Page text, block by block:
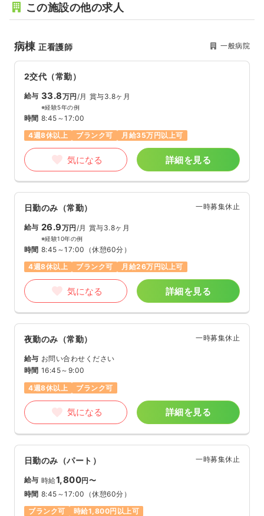
この施設の他の求人
病棟正看護師 一般病院
2交代（常勤）
給与 33.8万円 /月 賞与3.8ヶ月
※経験5年の例
時間 8:45～17:00
4週8休以上
ブランク可 月給35万円以上可
気になる 詳細を見る
日勤のみ（常勤） 一時募集休止
給与 26.9万円/月 賞与3.8ヶ月
※経験10年の例
時間 8:45～17:00 （休憩60分）
4週8休以上
ブランク可 月給26万円以上可
気になる 詳細を見る
夜勤のみ（常勤） 一時募集休止
給与 お問い合わせください
時間 16:45～9:00
4週8休以上
ブランク可
気になる 詳細を見る
日勤のみ（パート） 一時募集休止
給与 時給1,800円〜
時間 8:45～17:00 （休憩60分）
ブランク可
時給1,800円以上可